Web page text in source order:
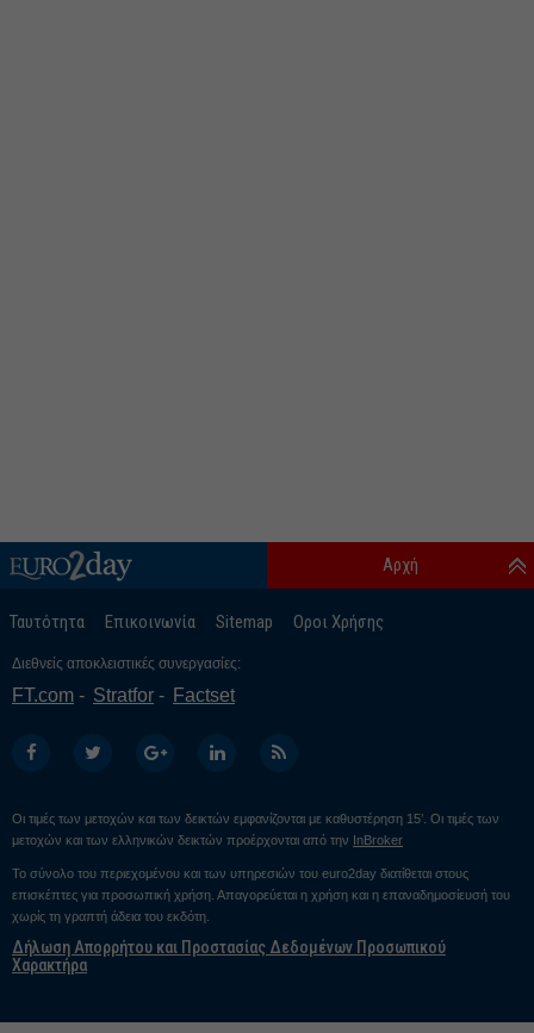
Ταυτότητα Επικοινωνία Sitemap Οροι Χρήσης
Αρχή
Διεθνείς αποκλειστικές συνεργασίες:
FT.com Stratfor Factset
Οι τιμές των μετοχών και των δεικτών εμφανίζονται με καθυστέρηση 15’. Οι τιμές των
μετοχών και των ελληνικών δεικτών προέρχονται από την InBroker
Το σύνολο του περιεχομένου και των υπηρεσιών του euro2day διατίθεται στους
επισκέπτες για προσωπική χρήση. Απαγορεύεται η χρήση και η επαναδημοσίευσή του
χωρίς τη γραπτή άδεια του εκδότη.
Δήλωση Απορρήτου και Προστασίας Δεδομένων Προσωπικού
Χαρακτήρα